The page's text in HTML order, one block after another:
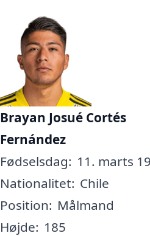
Brayan Josué Cortés
Fernández
Fødselsdag: 11. marts
Nationalitet: Chile
Position: Målmand
Højde: 185